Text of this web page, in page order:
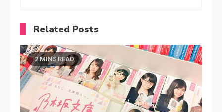
Related Posts
2 MINS READ